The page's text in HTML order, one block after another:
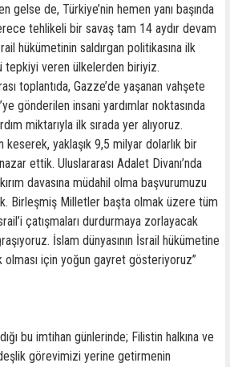
gelse de, Türkiye’nin hemen yanı başında
tehlikeli bir savaş tam 14 aydır devam
hükümetinin saldırgan politikasına ilk
tepkiyi veren ülkelerden biriyiz.
toplantıda, Gazze’de yaşanan vahşete
gönderilen insani yardımlar noktasında
miktarıyla ilk sırada yer alıyoruz.
keserek, yaklaşık 9,5 milyar dolarlık bir
ettik. Uluslararası Adalet Divanı’nda
davasına müdahil olma başvurumuzu
Birleşmiş Milletler başta olmak üzere tüm
çatışmaları durdurmaya zorlayacak
İslam dünyasının İsrail hükümetine
olması için yoğun gayret gösteriyoruz”
bu imtihan günlerinde; Filistin halkına ve
görevimizi yerine getirmenin